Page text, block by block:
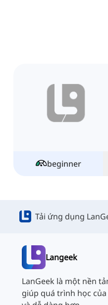
beginner
Tải ứng dụng
Langeek
LanGeek là một nền
giúp quá trình học